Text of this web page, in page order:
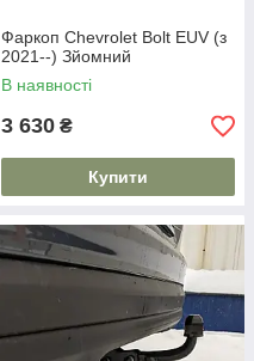
Фаркоп Chevrolet Bolt EUV (з
2021--) Зйомний
В наявності
3 630 ₴
Купити